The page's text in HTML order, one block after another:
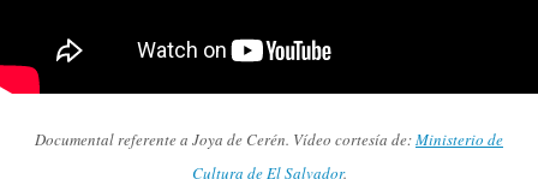
Documental referente a Joya de Cerén. Vídeo cortesía de:Ministerio de
Cultura de El Salvador.